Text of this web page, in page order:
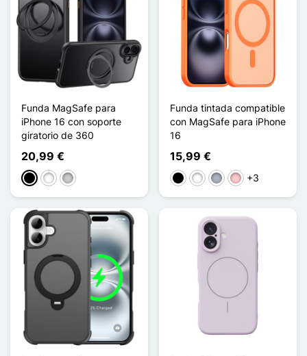
Funda MagSafe para
iPhone 16 con soporte
giratorio de 360
20,99 €
NegroBlancoTransparente
Funda tintada compatible
con MagSafe para iPhone
16
15,99 €
NegroBlanco
Gris Rosa+3